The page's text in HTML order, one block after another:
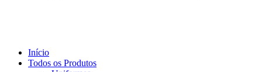
Início
Todos os Produtos